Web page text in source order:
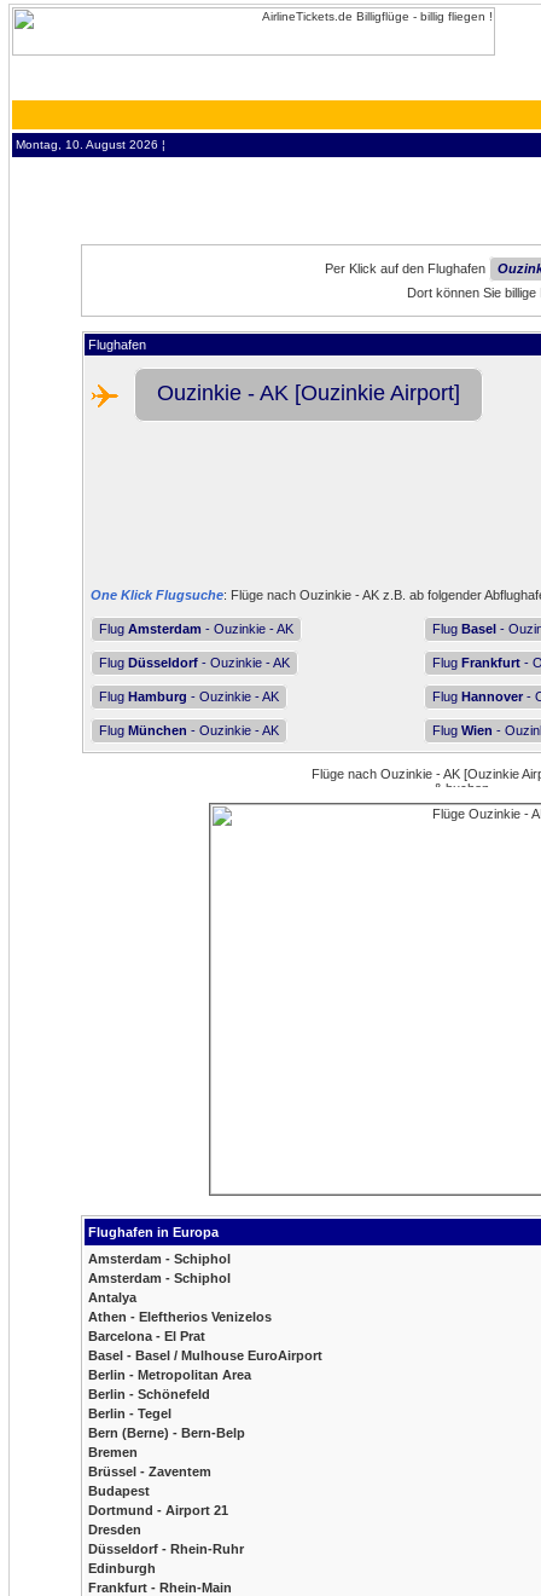
Montag, 10. August 2026 ¦
Per Klick auf den Flughafen
Dort können Sie
Flughafen
Ouzinkie - AK [Ouzinkie Airport]
One Klick Flugsuche: Flüge nach Ouzinkie - AK z.B. ab folgender
Flug Amsterdam - Ouzinkie - AK Flug Basel -
Flug Düsseldorf - Ouzinkie - AK Flug Frankfurt -
Flug Hamburg - Ouzinkie - AK Flug Hannover -
Flug München - Ouzinkie - AK Flug Wien -
Flughafen in Europa
Amsterdam - Schiphol
Amsterdam - Schiphol
Antalya
Athen - Eleftherios Venizelos
Barcelona - El Prat
Basel - Basel / Mulhouse EuroAirport
Berlin - Metropolitan Area
Berlin - Schönefeld
Berlin - Tegel
Bern (Berne) - Bern-Belp
Bremen
Brüssel - Zaventem
Budapest
Dortmund - Airport 21
Dresden
Düsseldorf - Rhein-Ruhr
Edinburgh
Frankfurt - Rhein-Main